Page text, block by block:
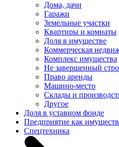
Дома, дачи
Гаражи
Земельные участки
Квартиры и комнаты
Доля в имуществе
Коммерческая
Комплекс имущества
Не завершенный
Право аренды
Машино-место
Склады и
Другое
Доля в уставном фонде
Предприятие как
Спецтехника